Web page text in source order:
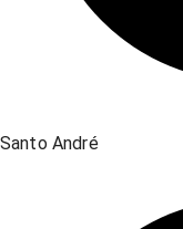
Santo André